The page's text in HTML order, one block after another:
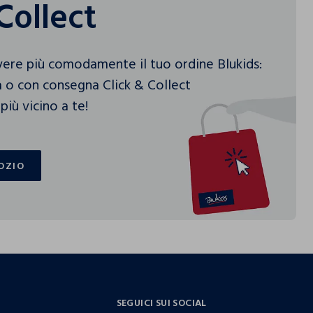
più comodamente il tuo ordine Blukids:
con consegna Click & Collect
vicino a te!
SEGUICI SUI SOCIAL